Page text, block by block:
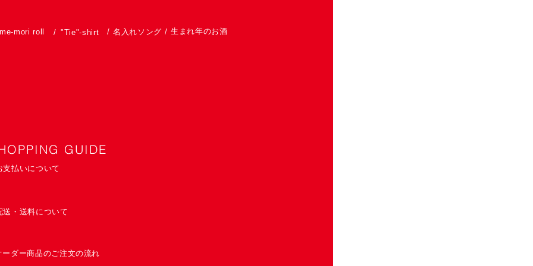
me-mori roll /
"Tie"-shirt
/ 生まれ年のお酒
/
名入れソング
GUIDE
支払いについて
送・送料について
ーダー商品のご注文の流れ